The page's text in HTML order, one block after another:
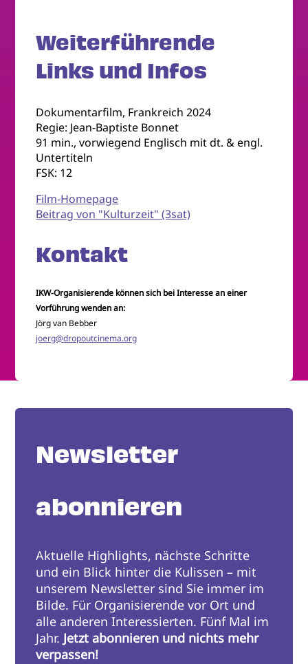
Weiterführende
Links und Infos
Dokumentarfilm, Frankreich 2024
Regie: Jean-Baptiste Bonnet
91 min., vorwiegend Englisch mit dt. & engl.
Untertiteln
FSK: 12
Film-Homepage
Beitrag von "Kulturzeit" (3sat)
Kontakt
IKW-Organisierende können sich bei Interesse an einer
Vorführung wenden an:
Jörg van Bebber
joerg@dropoutcinema.org
Newsletter
abonnieren
Aktuelle Highlights, nächste Schritte
und ein Blick hinter die Kulissen – mit
unserem Newsletter sind Sie immer im
Bilde. Für Organisierende vor Ort und
alle anderen Interessierten. Fünf Mal im
Jahr. Jetzt abonnieren und nichts mehr
verpassen!